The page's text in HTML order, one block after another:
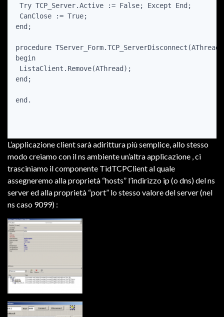
Try TCP_Server.Active := False; Except End;
CanClose := True;
end;
procedure
begin
ListaClient.Remove(AThread);
end;
end.
L’applicazione client sarà adirittura più semplice, allo stesso
modo creiamo con il ns ambiente un’altra applicazione , ci
trasciniamo il componente TidTCPClient al quale
assegneremo alla proprietà “hosts” l’indirizzo ip (o dns) del ns
server ed alla proprietà “port” lo stesso valore del server (nel
ns caso 9099) :